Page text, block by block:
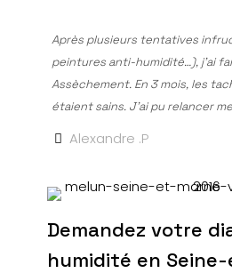
Après plusieurs tentatives
peintures anti-humidité…), j’ai
Assèchement. En 3 mois, les
étaient sains. J’ai pu relancer
Alexandre .P
Demandez votre
humidité en